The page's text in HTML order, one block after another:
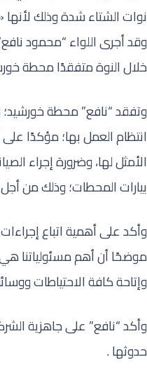
نوات الشتاء شدة وذلك
وقد أجرى اللواء “محمود
خلال النوة متفقدًا محطة
وتفقد “نافع” محطة خورشيد؛
انتظام العمل بها؛ مؤكدًا
الأمثل لها، وضرورة إجراء
بيارات المحطات؛ وذلك من
وأكد على أهمية اتباع
موضحًا أن أهم مسئولياتنا هي
وإتاحة كافة الاحتياطات
وأكد “نافع” على جاهزية
حدوثها .